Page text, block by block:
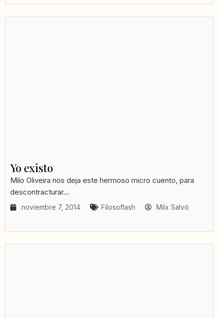
Yo existo
Milo Oliveira nos deja este hermoso micro cuento, para
descontracturar...
noviembre 7, 2014 Filosoflash Milx Salvó